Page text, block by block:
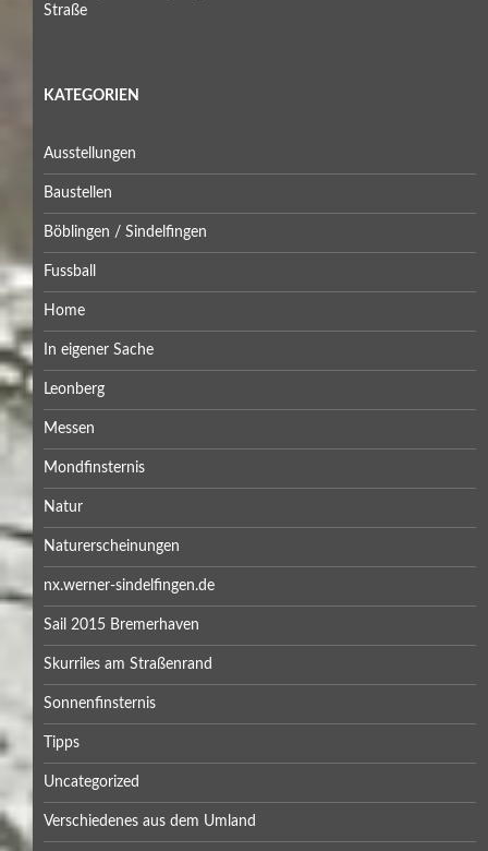
Straße
KATEGORIEN
Ausstellungen
Baustellen
Böblingen / Sindelfingen
Fussball
Home
In eigener Sache
Leonberg
Messen
Mondfinsternis
Natur
Naturerscheinungen
nx.werner-sindelfingen.de
Sail 2015 Bremerhaven
Skurriles am Straßenrand
Sonnenfinsternis
Tipps
Uncategorized
Verschiedenes aus dem Umland